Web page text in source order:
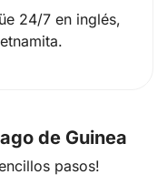
24/7 en inglés,
de Guinea
pasos!